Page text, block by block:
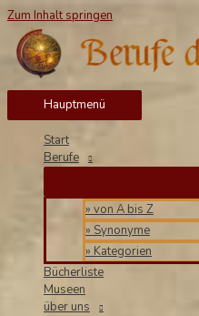
Zum Inhalt springen
Hauptmenü
Start
Berufe
» von A bis Z
» Synonyme
» Kategorien
Bücherliste
Museen
über uns